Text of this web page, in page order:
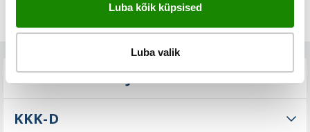
Luba kõik küpsised
Luba valik
TEHNILINE KIRJELDUS
KKK-D